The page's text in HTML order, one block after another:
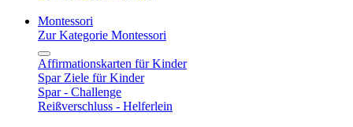
Montessori
Zur Kategorie Montessori
Affirmationskarten für Kinder
Spar Ziele für Kinder
Spar - Challenge
Reißverschluss - Helferlein